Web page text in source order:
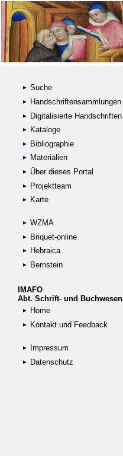
Suche
Handschriftensammlungen
Digitalisierte Handschriften
Kataloge
Bibliographie
Materialien
Über dieses Portal
Projektteam
Karte
WZMA
Briquet-online
Hebraica
Bernstein
IMAFO
Abt. Schrift- und Buchwesen
Home
Kontakt und Feedback
Impressum
Datenschutz